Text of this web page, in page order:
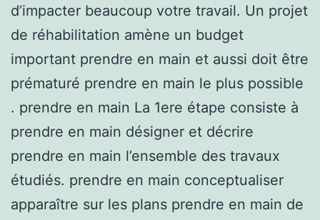
d’impacter beaucoup votre travail. Un projet
de réhabilitation amène un budget
important prendre en main et aussi doit être
prématuré prendre en main le plus possible
. prendre en main La 1ere étape consiste à
prendre en main désigner et décrire
prendre en main l’ensemble des travaux
étudiés. prendre en main conceptualiser
apparaître sur les plans prendre en main de